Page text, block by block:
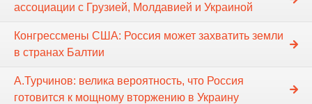
ассоциации с Грузией, Молдавией и Украиной
Конгрессмены США: Россия может захватить земли
в странах Балтии
А.Турчинов: велика вероятность, что Россия
готовится к мощному вторжению в Украину